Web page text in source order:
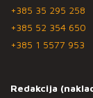
+385 35 295 258
+385 52 354 650
+385 1 5577 953
Redakcija